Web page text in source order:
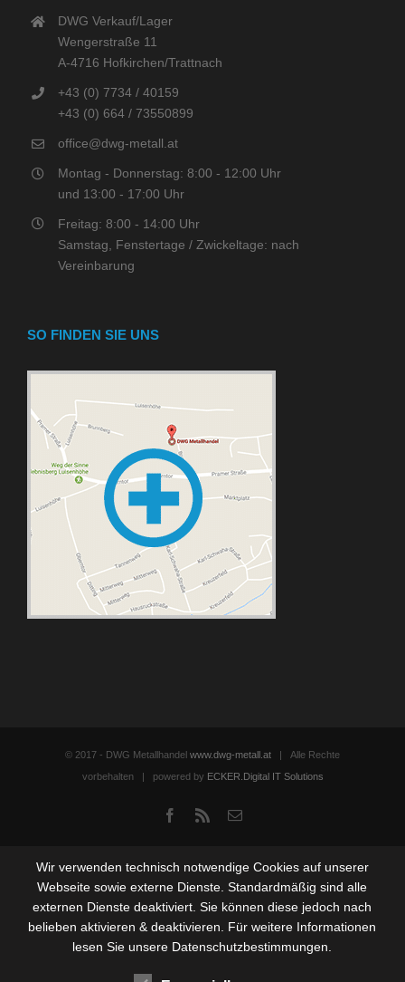
DWG Verkauf/Lager
Wengerstraße 11
A-4716 Hofkirchen/Trattnach
+43 (0) 7734 / 40159
+43 (0) 664 / 73550899
office@dwg-metall.at
Montag - Donnerstag: 8:00 - 12:00 Uhr
und 13:00 - 17:00 Uhr
Freitag: 8:00 - 14:00 Uhr
Samstag, Fenstertage / Zwickeltage: nach
Vereinbarung
SO FINDEN SIE UNS
© 2017 - DWG Metallhandel www.dwg-metall.at | Alle Rechte
vorbehalten | powered by ECKER.Digital IT Solutions
Facebook
Rss Email
Wir verwenden technisch notwendige Cookies auf unserer
Webseite sowie externe Dienste. Standardmäßig sind alle
externen Dienste deaktiviert. Sie können diese jedoch nach
belieben aktivieren & deaktivieren. Für weitere Informationen
lesen Sie unsere Datenschutzbestimmungen.